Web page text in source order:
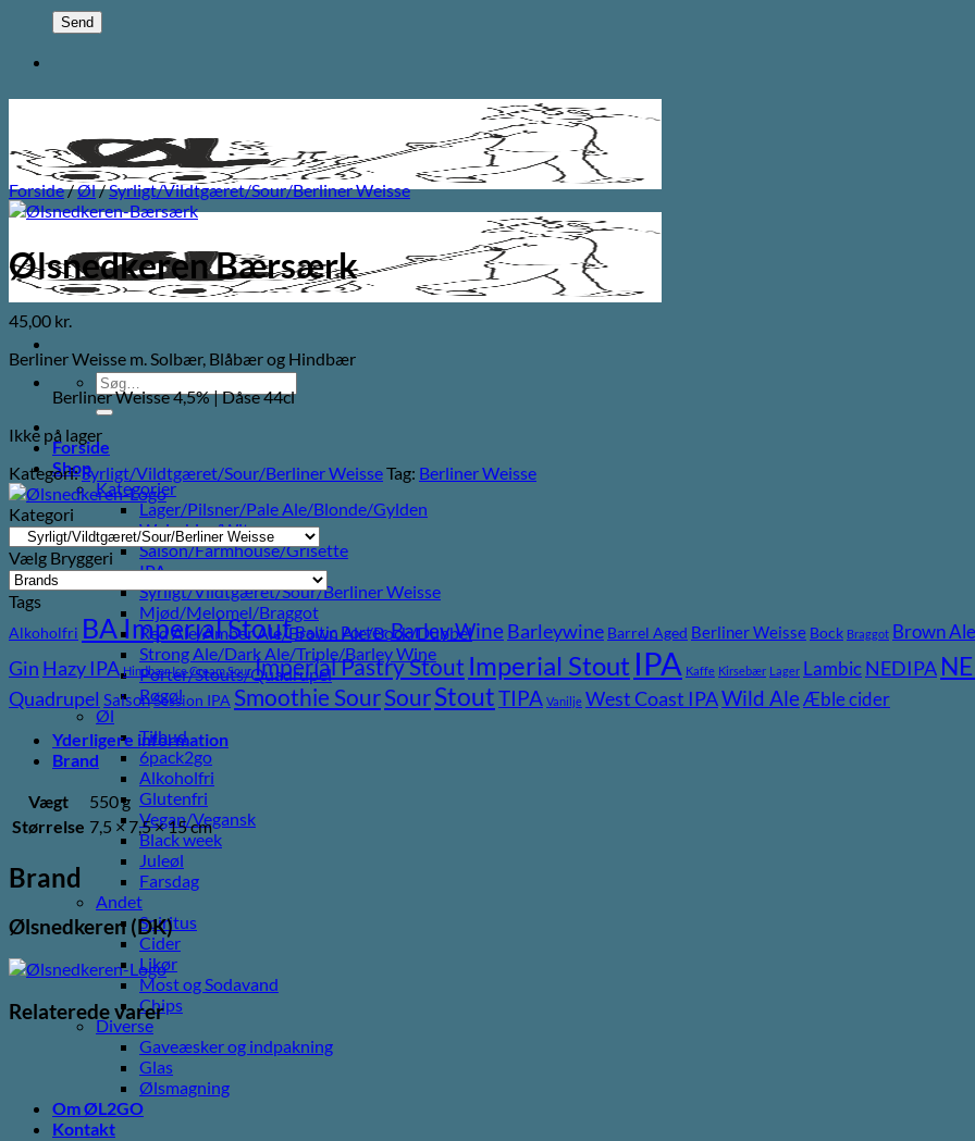
Søg
efter:
Forside
Shop
Kategorier
Lager/Pilsner/Pale Ale/Blonde/Gylden
Weissbier/Wit
Saison/Farmhouse/Grisette
IPA
Syrligt/Vildtgæret/Sour/Berliner Weisse
Mjød/Melomel/Braggot
Red Ale/Amber Ale/Brown Ale/Bock/Dubbel
Strong Ale/Dark Ale/Triple/Barley Wine
Porter/Stouts/Quadrupel
Røgøl
Øl
Tilbud
6pack2go
Alkoholfri
Glutenfri
Vegan/Vegansk
Black week
Juleøl
Farsdag
Andet
Spiritus
Cider
Likør
Most og Sodavand
Chips
Diverse
Gaveæsker og indpakning
Glas
Ølsmagning
Om ØL2GO
Kontakt
Forside/Øl/Syrligt/Vildtgæret/Sour/Berliner Weisse
Ølsnedkeren Bærsærk
45,00 kr.
Berliner Weisse m. Solbær, Blåbær og Hindbær
Berliner Weisse 4,5% | Dåse 44cl
Ikke på lager
Kategori:Syrligt/Vildtgæret/Sour/Berliner WeisseTag: Berliner Weisse
Kategori
Vælg Bryggeri
Tags
Alkoholfri BA Imperial StoutBaltic PorterBarley Wine Barleywine Barrel Aged Berliner Weisse Bock Braggot Brown Ale
Gin Hazy IPA Hindbær Ice Cream Sour Imperial Pastry Stout Imperial Stout IPA Kaffe Kirsebær Lager Lambic NEDIPA
Quadrupel SaisonSession IPA Smoothie SourSourStoutTIPA Vanilje West Coast IPAWild Ale Æble cider
Yderligere information
Brand
Vægt
550 g
Størrelse 7,5 × 7,5 × 15 cm
Brand
Ølsnedkeren (DK)
Relaterede varer